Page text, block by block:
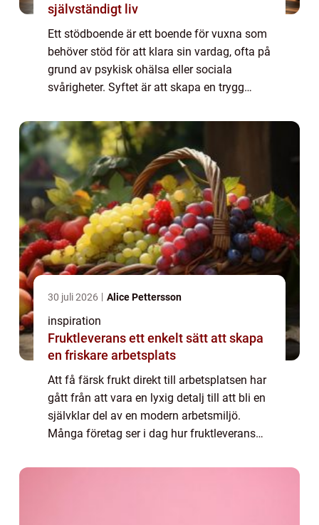
självständigt liv
Ett stödboende är ett boende för vuxna som
behöver stöd för att klara sin vardag, ofta på
grund av psykisk ohälsa eller sociala
svårigheter. Syftet är att skapa en trygg
mer självständigt, med hjälp av per...
30 juli 2026 Alice Pettersson
inspiration
Fruktleverans ett enkelt sätt att skapa
en friskare arbetsplats
Att få färsk frukt direkt till arbetsplatsen har
gått från att vara en lyxig detalj till att bli en
självklar del av en modern arbetsmiljö.
Många företag ser i dag hur fruktleverans
regelbunden tillgång ti...